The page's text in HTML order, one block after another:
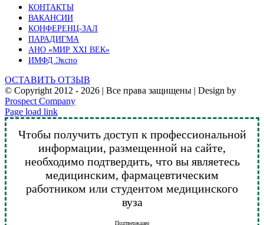
КОНТАКТЫ
ВАКАНСИИ
КОНФЕРЕНЦ-ЗАЛ
ПАРАДИГМА
АНО «МИР XXI ВЕК»
ИМФД Экспо
ОСТАВИТЬ ОТЗЫВ
© Copyright 2012 - 2026 | Все права защищены | Design by
Prospect Company
Vk
Telegram
YouTube
Email
Page load link
Чтобы получить доступ к профессиональной
информации, размещенной на сайте,
необходимо подтвердить, что вы являетесь
медицинским, фармацевтическим
работником или студентом медицинского
вуза
Подтверждаю